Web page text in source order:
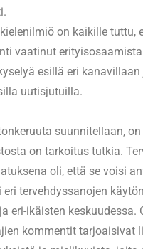
on kaikille tuttu,
vaatinut
esillä eri
uutisjutuilla.
suunnitellaan,
on tarkoitus tutkia.
oli, että se voisi
eri tervehdyssanojen
eri-ikäisten keskuudessa.
kommentit tarjoaisivat